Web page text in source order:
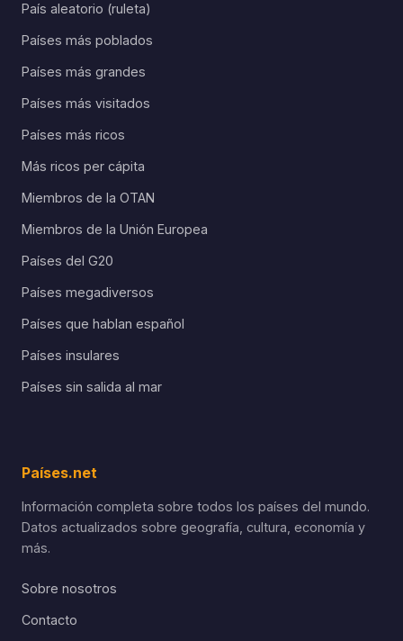
País aleatorio (ruleta)
Países más poblados
Países más grandes
Países más visitados
Países más ricos
Más ricos per cápita
Miembros de la OTAN
Miembros de la Unión Europea
Países del G20
Países megadiversos
Países que hablan español
Países insulares
Países sin salida al mar
Países.net
Información completa sobre todos los países del mundo.
Datos actualizados sobre geografía, cultura, economía y
más.
Sobre nosotros
Contacto